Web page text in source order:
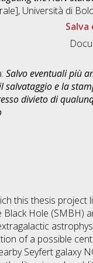
Università di
Salvo eventuali più
salvataggio e la
divieto di
this thesis
Hole (SMBH)
of a possible
Seyfert galaxy